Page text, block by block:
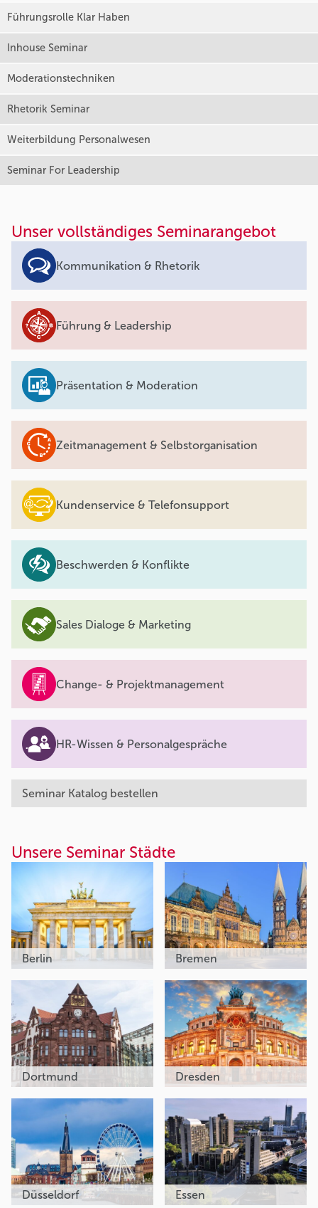
Führungsrolle Klar Haben
Inhouse Seminar
Moderationstechniken
Rhetorik Seminar
Weiterbildung Personalwesen
Seminar For Leadership
Unser vollständiges Seminarangebot
Kommunikation & Rhetorik
Führung & Leadership
Präsentation & Moderation
Zeitmanagement & Selbstorganisation
Kundenservice & Telefonsupport
Beschwerden & Konflikte
Sales Dialoge & Marketing
Change- & Projektmanagement
HR-Wissen & Personalgespräche
Seminar Katalog bestellen
Unsere Seminar Städte
Berlin Bremen
Dortmund Dresden
Düsseldorf Essen